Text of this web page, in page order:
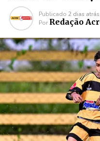
Publicado 2 dias atrás
Por Redação